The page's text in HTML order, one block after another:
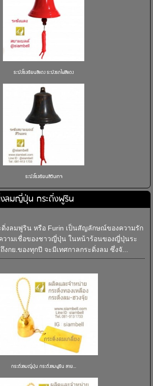
ระฆังโรงเรียนสีแดง ระฆังรถไฟสีแดง
ระฆังโรงเรียนสีวินเทจ
งลมญี่ปุ่น กระดิ่งฟูริน
งลมฟูริน หรือ Furin เป็นสัญลักษณ์ของความรัก
วามเชื่อของชาวญี่ปุ่น ในหน้าร้อนของญี่ปุ่นระ
งกย.ของทุกปี จะมีเทศกาลกระดิ่งลม ซึ่งจั...
กระดิ่งลมญี่ปุ่น กระดิ่งลมฟูริน ลาย...